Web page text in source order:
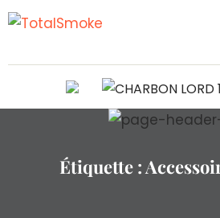
Étiquette :